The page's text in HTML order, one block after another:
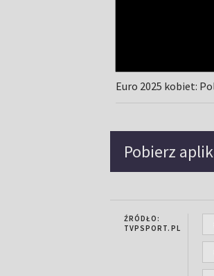
Euro 2025 kobiet:
Pobierz
ŹRÓDŁO:
TVPSPORT.PL